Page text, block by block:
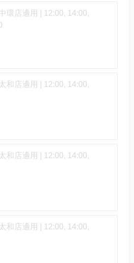
環店適用 | 12:00, 14:00,
和店適用 | 12:00, 14:00,
和店適用 | 12:00, 14:00,
和店適用 | 12:00, 14:00,